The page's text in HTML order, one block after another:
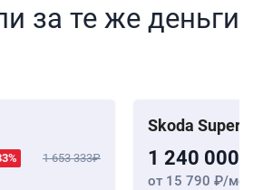
за те же деньги
1 653 333
Skoda Superb
1 240 000
от 15 790 /мес